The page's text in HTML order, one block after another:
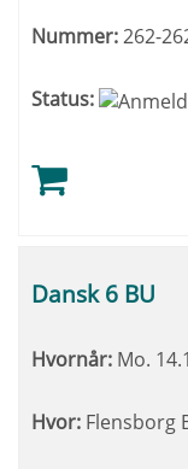
Nummer:262-
Status:
Dansk 6 BU
Hvornår: Mo.
Hvor: Flensborg